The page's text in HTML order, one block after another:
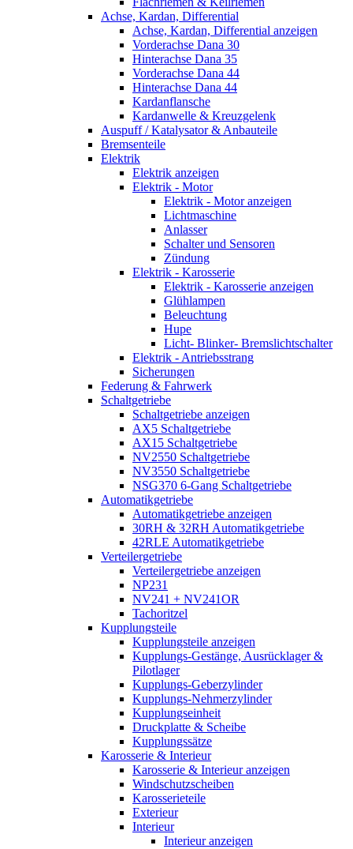
Achse, Kardan, Differential
Achse, Kardan, Differential anzeigen
Vorderachse Dana 30
Hinterachse Dana 35
Vorderachse Dana 44
Hinterachse Dana 44
Kardanflansche
Kardanwelle & Kreuzgelenk
Auspuff / Katalysator & Anbauteile
Bremsenteile
Elektrik
Elektrik anzeigen
Elektrik - Motor
Elektrik - Motor anzeigen
Lichtmaschine
Anlasser
Schalter und Sensoren
Zündung
Elektrik - Karosserie
Elektrik - Karosserie anzeigen
Glühlampen
Beleuchtung
Hupe
Licht- Blinker- Bremslichtschalter
Elektrik - Antriebsstrang
Sicherungen
Federung & Fahrwerk
Schaltgetriebe
Schaltgetriebe anzeigen
AX5 Schaltgetriebe
AX15 Schaltgetriebe
NV2550 Schaltgetriebe
NV3550 Schaltgetriebe
NSG370 6-Gang Schaltgetriebe
Automatikgetriebe
Automatikgetriebe anzeigen
30RH & 32RH Automatikgetriebe
42RLE Automatikgetriebe
Verteilergetriebe
Verteilergetriebe anzeigen
NP231
NV241 + NV241OR
Tachoritzel
Kupplungsteile
Kupplungsteile anzeigen
Kupplungs-Gestänge, Ausrücklager &
Pilotlager
Kupplungs-Geberzylinder
Kupplungs-Nehmerzylinder
Kupplungseinheit
Druckplatte & Scheibe
Kupplungssätze
Karosserie & Interieur
Karosserie & Interieur anzeigen
Windschutzscheiben
Karosserieteile
Exterieur
Interieur
Interieur anzeigen